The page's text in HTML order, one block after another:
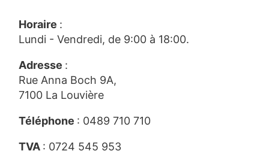
Horaire :
Lundi - Vendredi, de 9:00 à 18:00.
Adresse :
Rue Anna Boch 9A,
7100 La Louvière
Téléphone : 0489 710 710
TVA : 0724 545 953